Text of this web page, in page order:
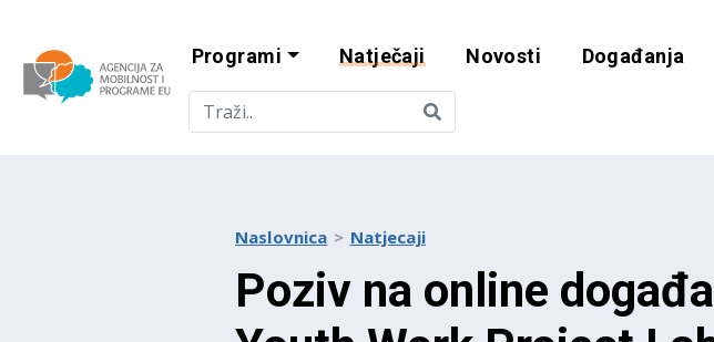
Agencija za mobilnost i
Programi Natječaji Novosti Događanja
Naslovnica Natjecaji
Poziv na online